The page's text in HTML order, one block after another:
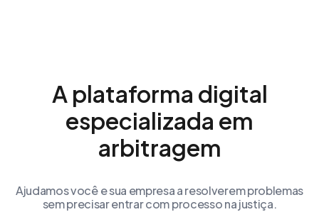
A plataforma digital
especializada em
arbitragem
Ajudamos você e sua empresa a resolverem problemas
sem precisar entrar com processo na justiça.